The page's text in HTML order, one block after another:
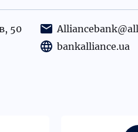
50
bankalliance.ua